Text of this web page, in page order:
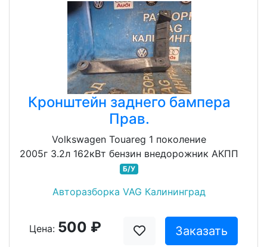
Кронштейн заднего бампера
Прав.
Volkswagen Touareg 1 поколение
2005г 3.2л 162кВт бензин внедорожник АКПП
Б/У
Авторазборка VAG Калининград
Цена: 500 ₽ Заказать